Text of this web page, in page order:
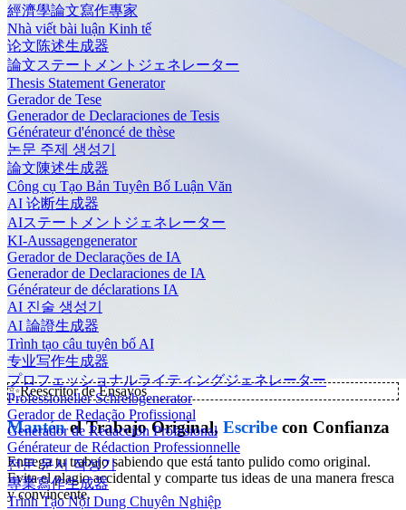
經濟學論文寫作專家
Nhà viết bài luận Kinh tế
论文陈述生成器
論文ステートメントジェネレーター
Thesis Statement Generator
Gerador de Tese
Generador de Declaraciones de Tesis
Générateur d'énoncé de thèse
논문 주제 생성기
論文陳述生成器
Công cụ Tạo Bản Tuyên Bố Luận Văn
AI 论断生成器
AIステートメントジェネレーター
KI-Aussagengenerator
Gerador de Declarações de IA
Generador de Declaraciones de IA
Générateur de déclarations IA
AI 진술 생성기
AI 論證生成器
Trình tạo câu tuyên bố AI
专业写作生成器
プロフェッショナルライティングジェネレーター
Professioneller Schreibgenerator
Gerador de Redação Profissional
Generador de Redacción Profesional
Générateur de Rédaction Professionnelle
전문 문서 작성기
專業寫作生成器
Trình Tạo Nội Dung Chuyên Nghiệp
✨Reescritor de Ensayos
Manténel Trabajo Original, Escribe con Confianza
Entrega tu trabajo sabiendo que está tanto pulido como original.
Evita el plagio accidental y comparte tus ideas de una manera fresca
y convincente.